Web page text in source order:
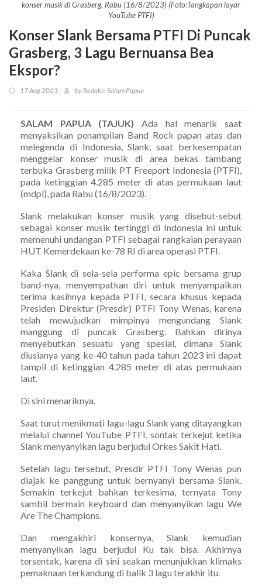
konser musik di Grasberg, Rabu (16/8/2023) (Foto:Tangkapan layar
YouTube PTFI)
Konser Slank Bersama PTFI Di Puncak
Grasberg, 3 Lagu Bernuansa Bea
Ekspor?
17 Aug 2023 by Redaksi Salam Papua
SALAM PAPUA (TAJUK) Ada hal menarik saat
menyaksikan penampilan Band Rock papan atas dan
melegenda di Indonesia, Slank, saat berkesempatan
menggelar konser musik di area bekas tambang
terbuka Grasberg milik PT Freeport Indonesia (PTFI),
pada ketinggian 4.285 meter di atas permukaan laut
(mdpl), pada Rabu (16/8/2023).
Slank melakukan konser musik yang disebut-sebut
sebagai konser musik tertinggi di Indonesia ini untuk
memenuhi undangan PTFI sebagai rangkaian perayaan
HUT Kemerdekaan ke-78 RI di area operasi PTFI.
Kaka Slank di sela-sela performa epic bersama grup
band-nya, menyempatkan diri untuk menyampaikan
terima kasihnya kepada PTFI, secara khusus kepada
Presiden Direktur (Presdir) PTFI Tony Wenas, karena
telah mewujudkan mimpinya mengundang Slank
manggung di puncak Grasberg. Bahkan dirinya
menyebutkan sesuatu yang spesial, dimana Slank
diusianya yang ke-40 tahun pada tahun 2023 ini dapat
tampil di ketinggian 4.285 meter di atas permukaan
laut.
Di sini menariknya.
Saat turut menikmati lagu-lagu Slank yang ditayangkan
melalui channel YouTube PTFI, sontak terkejut ketika
Slank menyanyikan lagu berjudul Orkes Sakit Hati.
Setelah lagu tersebut, Presdir PTFI Tony Wenas pun
diajak ke panggung untuk bernyanyi bersama Slank.
Semakin terkejut bahkan terkesima, ternyata Tony
sambil bermain keyboard dan menyanyikan lagu We
Are The Champions.
Dan mengakhiri konsernya, Slank kemudian
menyanyikan lagu berjudul Ku tak bisa. Akhirnya
tersentak, karena di sini seakan menunjukkan klimaks
pemaknaan terkandung di balik 3 lagu terakhir itu.